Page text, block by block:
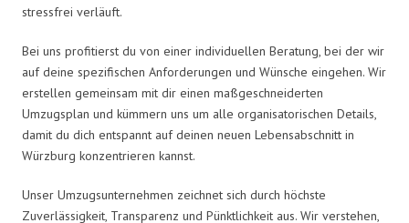
stressfrei verläuft.
Bei uns profitierst du von einer individuellen Beratung, bei der wir
auf deine spezifischen Anforderungen und Wünsche eingehen. Wir
erstellen gemeinsam mit dir einen maßgeschneiderten
Umzugsplan und kümmern uns um alle organisatorischen Details,
damit du dich entspannt auf deinen neuen Lebensabschnitt in
Würzburg konzentrieren kannst.
Unser Umzugsunternehmen zeichnet sich durch höchste
Zuverlässigkeit, Transparenz und Pünktlichkeit aus. Wir verstehen,